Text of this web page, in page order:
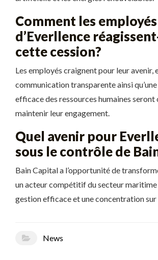
Comment les employés
d’Everllence
cette cession?
Les employés craignent pour leur avenir,
communication transparente ainsi
efficace des ressources humaines seront
maintenir leur engagement.
Quel avenir pour
sous le contrôle de
Bain Capital a l’opportunité de
un acteur compétitif du secteur maritime
gestion efficace et une concentration sur
News